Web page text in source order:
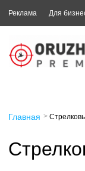
Реклама Для
Главная